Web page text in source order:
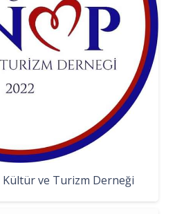
ve Turizm Derneği